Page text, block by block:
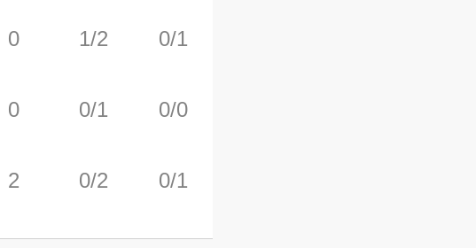
0
0
2
1/2
0/1
0/2
0/1
0/0
0/1